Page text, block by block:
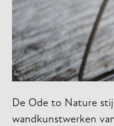
De Ode to Nature
wandkunstwerken